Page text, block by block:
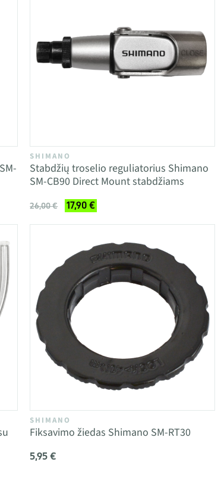
SHIMANO
Stabdžių troselio reguliatorius Shimano
SM-CB90 Direct Mount stabdžiams
26,00 € 17,90 €
SHIMANO
Fiksavimo žiedas Shimano SM-RT30
5,95 €